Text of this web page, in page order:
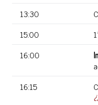
13:30
15:00
16:00
16:15